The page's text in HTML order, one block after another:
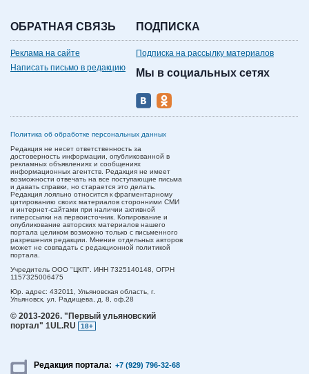
ОБРАТНАЯ СВЯЗЬ
Реклама на сайте
Написать письмо в редакцию
ПОДПИСКА
Подписка на рассылку материалов
Мы в социальных сетях
Политика об обработке персональных данных
Редакция не несет ответственность за
достоверность информации, опубликованной в
рекламных объявлениях и сообщениях
информационных агентств. Редакция не имеет
возможности отвечать на все поступающие письма
и давать справки, но старается это делать.
Редакция лояльно относится к фрагментарному
цитированию своих материалов сторонними СМИ
и интернет-сайтами при наличии активной
гиперссылки на первоисточник. Копирование и
опубликование авторских материалов нашего
портала целиком возможно только с письменного
разрешения редакции. Мнение отдельных авторов
может не совпадать с редакционной политикой
портала.
Учредитель ООО "ЦКП". ИНН 7325140148, ОГРН
1157325006475
Юр. адрес: 432011, Ульяновская область, г.
Ульяновск, ул. Радищева, д. 8, оф.28
© 2013-2026. "Первый ульяновский
портал" 1UL.RU
18+
Редакция портала: +7 (929) 796-32-68